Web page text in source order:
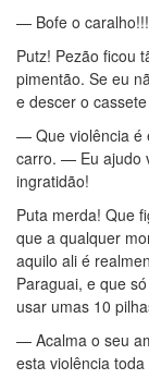
— Bofe o
Putz! Pezão ficou
pimentão. Se eu
e descer o
— Que violência é
carro. — Eu ajudo
ingratidão!
Puta merda! Que
que a qualquer
aquilo ali é
Paraguai, e que
usar umas 10
— Acalma o seu
esta violência